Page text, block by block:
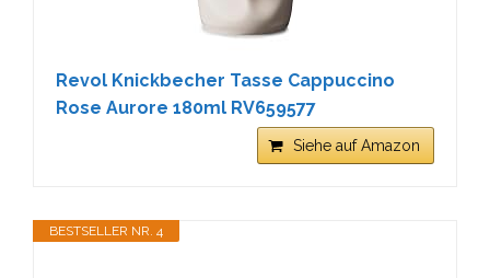
Revol Knickbecher Tasse Cappuccino
Rose Aurore 180ml RV659577
Siehe auf Amazon
BESTSELLER NR. 4